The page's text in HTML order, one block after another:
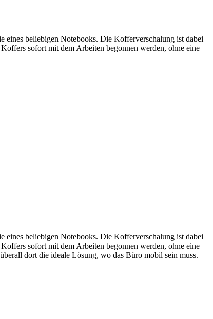
beliebigen Notebooks. Die Kofferverschalung ist dabei
sofort mit dem Arbeiten begonnen werden, ohne eine
beliebigen Notebooks. Die Kofferverschalung ist dabei
sofort mit dem Arbeiten begonnen werden, ohne eine
dort die ideale Lösung, wo das Büro mobil sein muss.